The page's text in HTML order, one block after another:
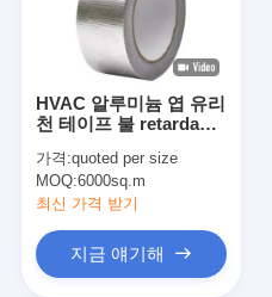
PET 접착 테이프
정밀 인베스트먼트 주조
전기 단열판
HVAC 알루미늄 엽 유리
천 테이프 불 retardant
가격:quoted per size
MOQ:6000sq.m
최신 가격 받기
지금 얘기해